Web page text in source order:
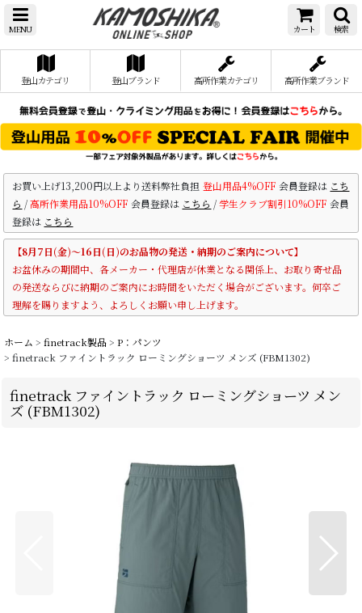
MENU カート 検索
登山カテゴリ 登山ブランド 高所作業カテゴリ 高所作業ブランド
お買い上げ13,200円以上より送料弊社負担 登山用品4%OFF 会員登録は こち
ら /高所作業用品10%OFF 会員登録は こちら /学生クラブ割引10%OFF 会員
登録は こちら
【8月7日(金)～16日(日)のお品物の発送・納期のご案内について】
お盆休みの期間中、各メーカー・代理店が休業となる関係上、お取り寄せ品
の発送ならびに納期のご案内にお時間をいただく場合がございます。何卒ご
理解を賜りますよう、よろしくお願い申し上げます。
ホーム > finetrack製品> P：パンツ
> finetrack ファイントラック ローミングショーツ メンズ (FBM1302)
finetrack ファイントラック ローミングショーツ メン
ズ (FBM1302)